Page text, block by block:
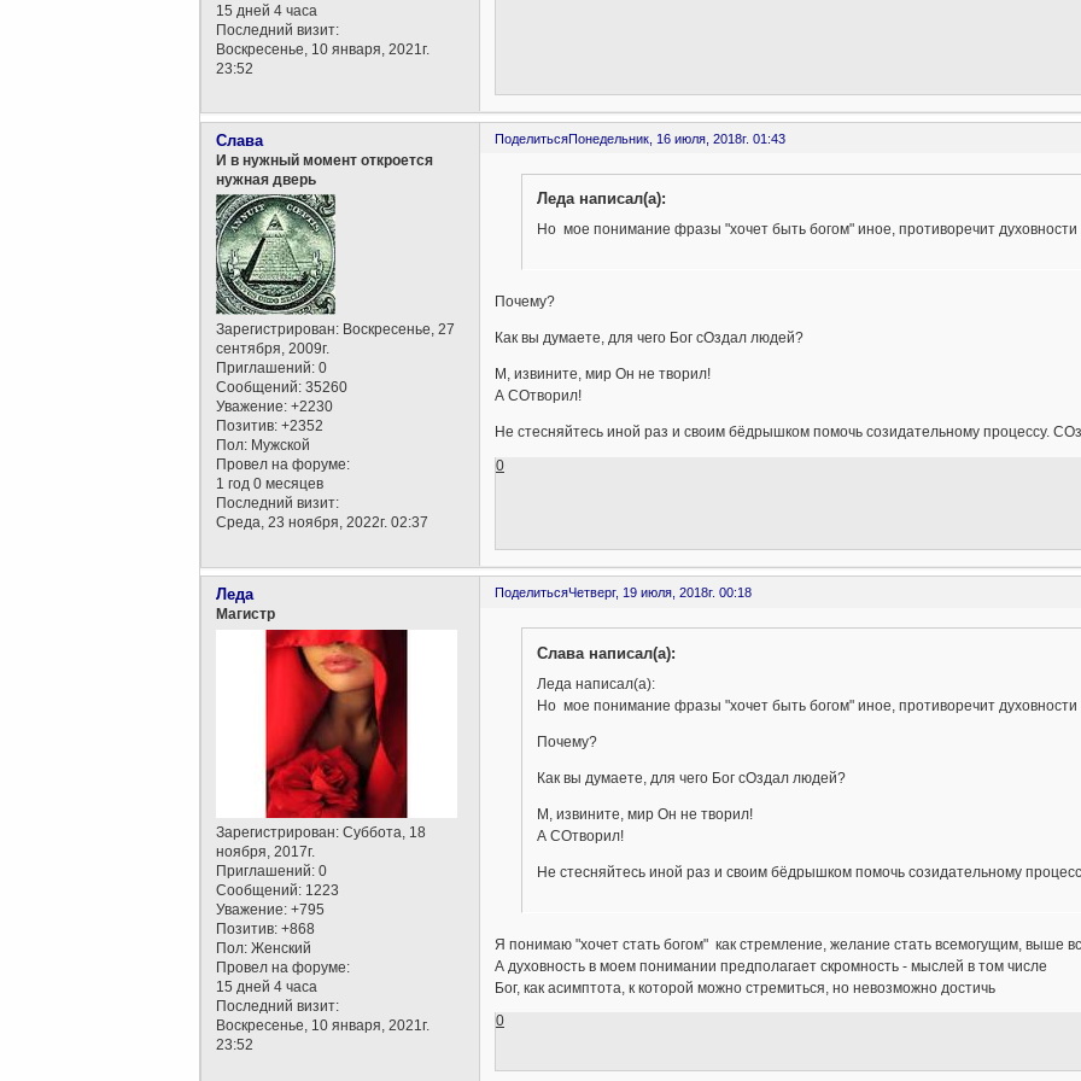
15 дней 4 часа
Последний визит:
Воскресенье, 10 января, 2021г.
23:52
ПоделитьсяПонедельник, 16 июля, 2018г. 01:43
Слава
И в нужный момент откроется
нужная дверь
Зарегистрирован: Воскресенье, 27
сентября, 2009г.
Приглашений: 0
Сообщений: 35260
Уважение: +2230
Позитив: +2352
Пол: Мужской
Провел на форуме:
1 год 0 месяцев
Последний визит:
Среда, 23 ноября, 2022г. 02:37
Леда написал(а):
Но мое понимание фразы "хочет быть богом" иное, противоречит духовности
Почему?
Как вы думаете, для чего Бог сОздал людей?
М, извините, мир Он не творил!
А СОтворил!
Не стесняйтесь иной раз и своим бёдрышком помочь созидательному процессу.
0
ПоделитьсяЧетверг, 19 июля, 2018г. 00:18
Леда
Магистр
Зарегистрирован: Суббота, 18
ноября, 2017г.
Приглашений: 0
Сообщений: 1223
Уважение: +795
Позитив: +868
Пол: Женский
Провел на форуме:
15 дней 4 часа
Последний визит:
Воскресенье, 10 января, 2021г.
23:52
Слава написал(а):
Леда написал(а):
Но мое понимание фразы "хочет быть богом" иное, противоречит духовности
Почему?
Как вы думаете, для чего Бог сОздал людей?
М, извините, мир Он не творил!
А СОтворил!
Не стесняйтесь иной раз и своим бёдрышком помочь созидательному
Я понимаю "хочет стать богом" как стремление, желание стать всемогущим, выше
А духовность в моем понимании предполагает скромность - мыслей в том числе
Бог, как асимптота, к которой можно стремиться, но невозможно достичь
0